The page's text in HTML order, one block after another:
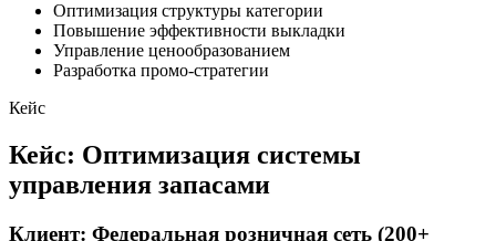
Оптимизация структуры категории
Повышение эффективности выкладки
Управление ценообразованием
Разработка промо-стратегии
Кейс
Кейс: Оптимизация системы
управления запасами
Клиент: Федеральная розничная сеть (200+